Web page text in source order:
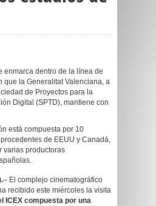
enmarca dentro de la línea de
que la Generalitat Valenciana, a
de Proyectos para la
Digital (SPTD), mantiene con
está compuesta por 10
de EEUU y Canadá,
varias productoras
– El complejo cinematográfico
recibido este miércoles la visita
ICEX compuesta por una